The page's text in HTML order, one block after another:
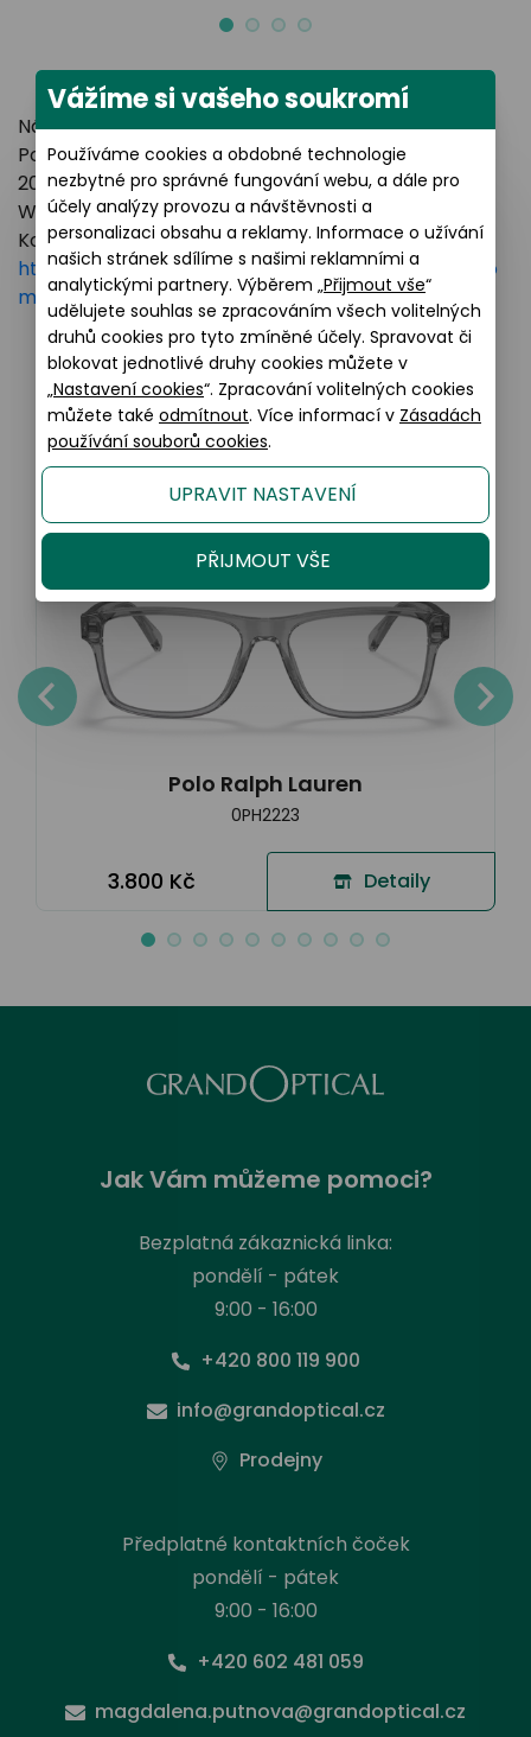
Název výrobce: LUXOTTICA GROUP
Poštovní adresa: Piazzale Luigi Cadorna 3 Milano,
20123 Italy
Webové stránky:https://www.essilorluxottica.com
Kontakt:
https://www.essilorluxottica.com/en/brands/custo
mer-care
Podobné produkty
Sleva 20% na kompletní brýle
Polo Ralph Lauren
0PH2223
3.800 Kč Detaily
Jak Vám můžeme pomoci?
Bezplatná zákaznická linka:
pondělí - pátek
9:00 - 16:00
+420 800 119 900
info@grandoptical.cz
Prodejny
Předplatné kontaktních čoček
pondělí - pátek
9:00 - 16:00
+420 602 481 059
magdalena.putnova@grandoptical.cz
Vážíme si vašeho soukromí
Používáme cookies a obdobné technologie
nezbytné pro správné fungování webu, a dále pro
účely analýzy provozu a návštěvnosti a
personalizaci obsahu a reklamy. Informace o užívání
našich stránek sdílíme s našimi reklamními a
analytickými partnery. Výběrem „Přijmout vše“
udělujete souhlas se zpracováním všech volitelných
druhů cookies pro tyto zmíněné účely. Spravovat či
blokovat jednotlivé druhy cookies můžete v
„Nastavení cookies“. Zpracování volitelných cookies
můžete také odmítnout. Více informací v Zásadách
používání souborů cookies.
UPRAVIT NASTAVENÍ
PŘIJMOUT VŠE